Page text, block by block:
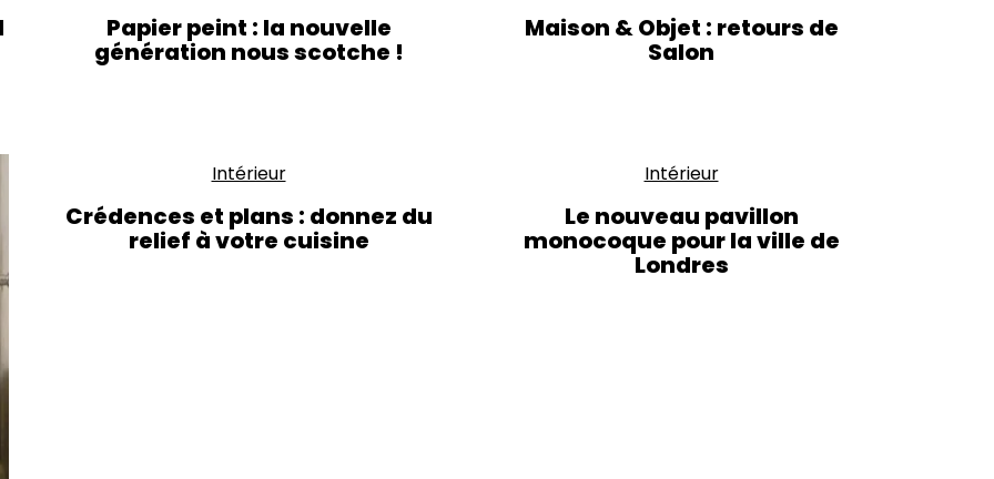
Papier peint : la nouvelle
génération nous scotche !
Maison & Objet : retours de
Salon
Intérieur
Crédences et plans : donnez du
relief à votre cuisine
Intérieur
Le nouveau pavillon
monocoque pour la ville de
Londres